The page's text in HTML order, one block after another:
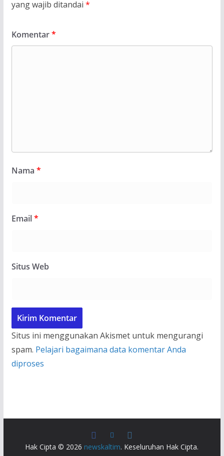
yang wajib ditandai *
Komentar*
Nama *
Email*
Situs Web
Situs ini menggunakan Akismet untuk mengurangi
spam. Pelajari bagaimana data komentar Anda
diproses
Hak Cipta © 2026 newskaltim. Keseluruhan Hak Cipta.